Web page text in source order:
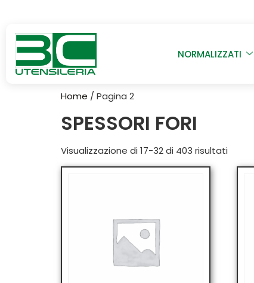
NORMALIZZATI
Home / Pagina 2
SPESSORI FORI
Visualizzazione di 17-32 di 403 risultati